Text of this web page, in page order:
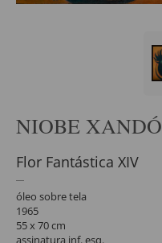
NIOBE XANDÓ
Flor Fantástica XIV
óleo sobre tela
1965
55 x 70 cm
assinatura inf. esq.